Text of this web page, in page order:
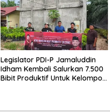
Legislator PDI-P Jamaluddin
Idham Kembali Salurkan 7.500
Bibit Produktif Untuk Kelompok